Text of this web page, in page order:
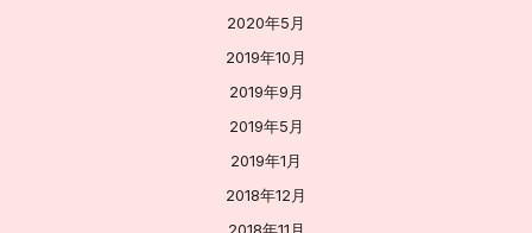
2020年5月
2019年10月
2019年9月
2019年5月
2019年1月
2018年12月
2018年11月